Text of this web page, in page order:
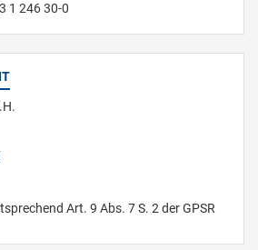
1 246 30-0
Art. 9 Abs. 7 S. 2 der GPSR